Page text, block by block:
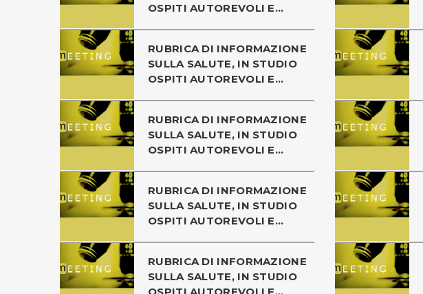
OSPITI AUTOREVOLI E...
RUBRICA DI INFORMAZIONE
SULLA SALUTE, IN STUDIO
OSPITI AUTOREVOLI E...
RUBRICA DI INFORMAZIONE
SULLA SALUTE, IN STUDIO
OSPITI AUTOREVOLI E...
RUBRICA DI INFORMAZIONE
SULLA SALUTE, IN STUDIO
OSPITI AUTOREVOLI E...
RUBRICA DI INFORMAZIONE
SULLA SALUTE, IN STUDIO
OSPITI AUTOREVOLI E...